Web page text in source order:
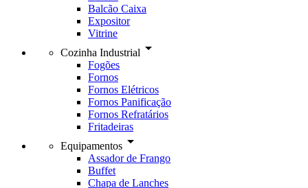
Balcão Caixa
Expositor
Vitrine
Cozinha Industrial arrow_drop_down
Fogões
Fornos
Fornos Elétricos
Fornos Panificação
Fornos Refratários
Fritadeiras
Equipamentos arrow_drop_down
Assador de Frango
Buffet
Chapa de Lanches